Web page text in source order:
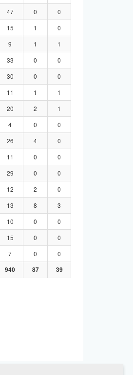
47 0
0
15 1
0
9 1
1
33 0
0
30 0
0
11 1
1
20 2
1
4 0
0
26 4
0
11 0
0
29 0
0
12 2
0
13 8
3
10 0
0
15 0
0
7 0
0
940 87 39